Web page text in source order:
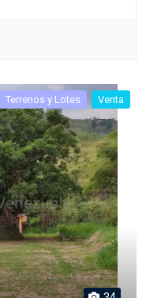
Terrenos y Lotes Venta